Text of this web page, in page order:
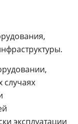
случаях
эксплуатации